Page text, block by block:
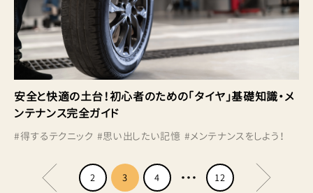
安全と快適の土台！初心者のための「タイヤ」基礎知識・メ
ンテナンス完全ガイド
#得するテクニック #思い出したい記憶 #メンテナンスをしよう！
2 3 4 12